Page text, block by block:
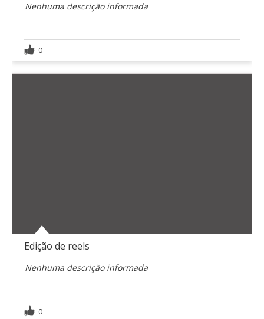
Nenhuma descrição informada
0
Edição de reels
Nenhuma descrição informada
0